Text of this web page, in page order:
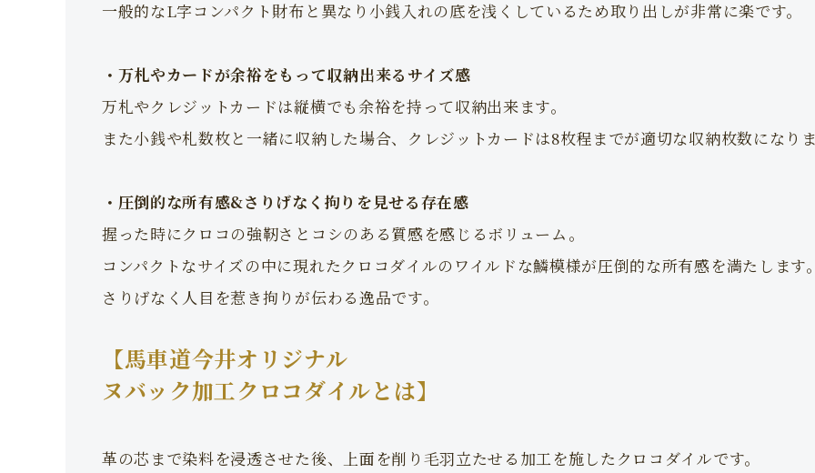
一般的なL字コンパクト財布と異なり小銭入れの底を浅くしているため取り出しが非常に楽です。
・万札やカードが余裕をもって収納出来るサイズ感
万札やクレジットカードは縦横でも余裕を持って収納出来ます。
また小銭や札数枚と一緒に収納した場合、クレジットカードは8枚程までが適切な収納枚数になりま
・圧倒的な所有感&さりげなく拘りを見せる存在感
握った時にクロコの強靭さとコシのある質感を感じるボリューム。
コンパクトなサイズの中に現れたクロコダイルのワイルドな鱗模様が圧倒的な所有感を満たします。
さりげなく人目を惹き拘りが伝わる逸品です。
【馬車道今井オリジナル
ヌバック加工クロコダイルとは】
革の芯まで染料を浸透させた後、上面を削り毛羽立たせる加工を施したクロコダイルです。